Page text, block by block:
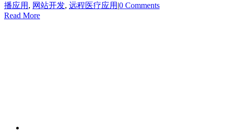
播应用 , 网站开发, 远程医疗应用 |0 Comments
Read More